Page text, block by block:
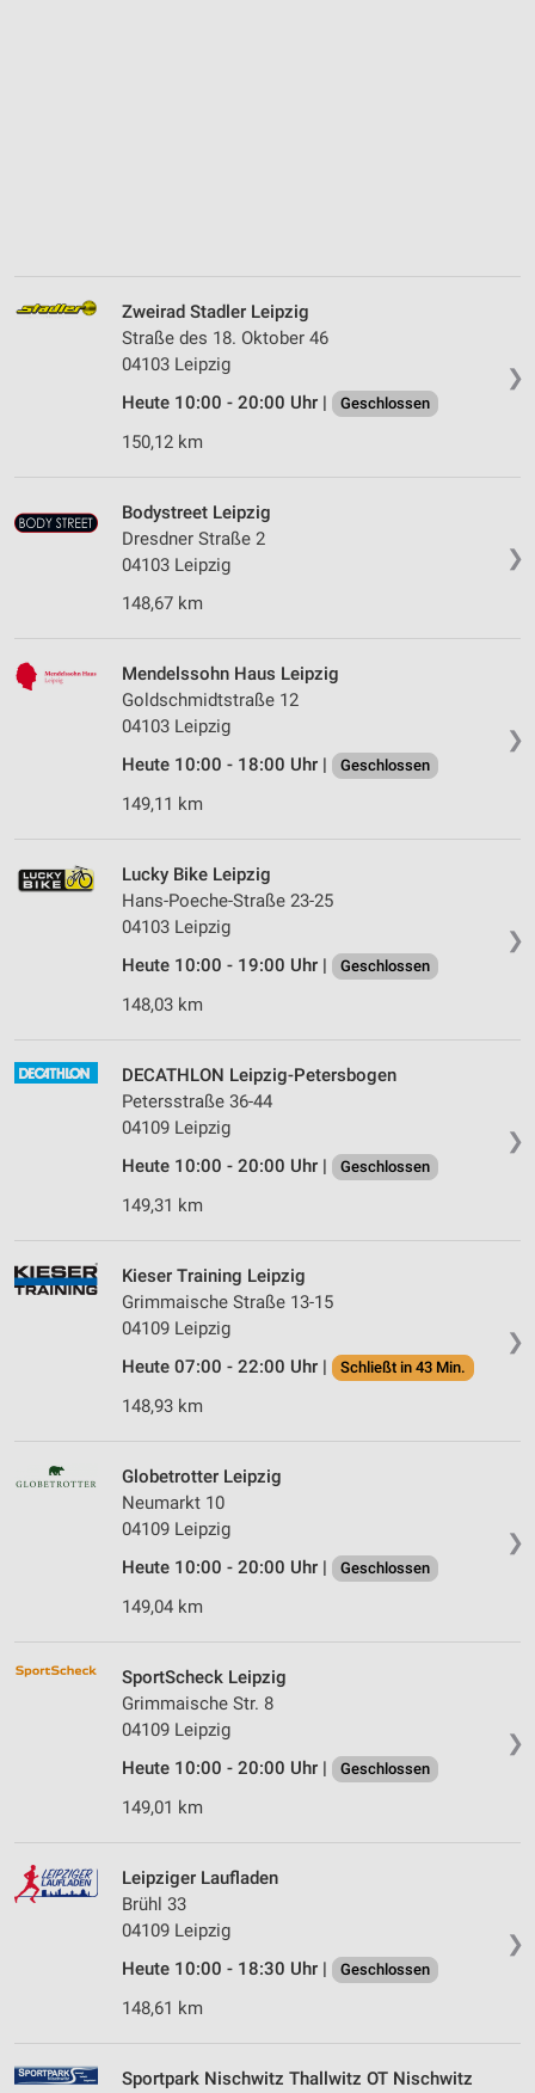
❯
Zweirad Stadler Leipzig
Straße des 18. Oktober 46
04103 Leipzig
Heute 10:00 - 20:00 Uhr |
Geschlossen
150,12 km
❯
Bodystreet Leipzig
Dresdner Straße 2
04103 Leipzig
148,67 km
❯
Mendelssohn Haus Leipzig
Goldschmidtstraße 12
04103 Leipzig
Heute 10:00 - 18:00 Uhr |
Geschlossen
149,11 km
❯
Lucky Bike Leipzig
Hans-Poeche-Straße 23-25
04103 Leipzig
Heute 10:00 - 19:00 Uhr |
Geschlossen
148,03 km
❯
DECATHLON Leipzig-Petersbogen
Petersstraße 36-44
04109 Leipzig
Heute 10:00 - 20:00 Uhr |
Geschlossen
149,31 km
❯
Kieser Training Leipzig
Grimmaische Straße 13-15
04109 Leipzig
Heute 07:00 - 22:00 Uhr |
Schließt in 43 Min.
148,93 km
❯
Globetrotter Leipzig
Neumarkt 10
04109 Leipzig
Heute 10:00 - 20:00 Uhr |
Geschlossen
149,04 km
❯
SportScheck Leipzig
Grimmaische Str. 8
04109 Leipzig
Heute 10:00 - 20:00 Uhr |
Geschlossen
149,01 km
❯
Leipziger Laufladen
Brühl 33
04109 Leipzig
Heute 10:00 - 18:30 Uhr |
Geschlossen
148,61 km
Sportpark Nischwitz Thallwitz OT Nischwitz